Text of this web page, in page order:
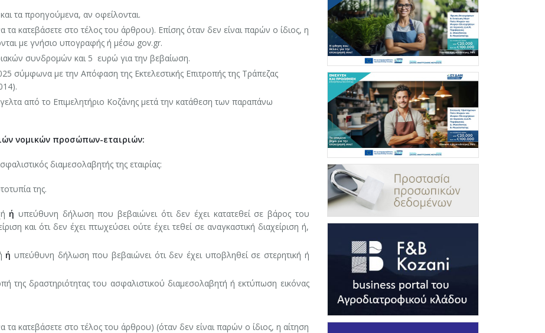
τα προηγούμενα, αν οφείλονται.
τα κατεβάσετε στο τέλος του άρθρου). Επίσης όταν δεν είναι παρών ο ίδιος, η
με γνήσιο υπογραφής ή μέσω gov.gr.
συνδρομών και 5 ευρώ για την βεβαίωση.
σύμφωνα με την Απόφαση της Εκτελεστικής Επιτροπής της Τράπεζας
από το Επιμελητήριο Κοζάνης μετά την κατάθεση των παραπάνω
νομικών προσώπων-εταιριών:
διαμεσολαβητής της εταιρίας:
της.
ή υπεύθυνη δήλωση που βεβαιώνει ότι δεν έχει κατατεθεί σε βάρος του
και ότι δεν έχει πτωχεύσει ούτε έχει τεθεί σε αναγκαστική διαχείριση ή,
ή υπεύθυνη δήλωση που βεβαιώνει ότι δεν έχει υποβληθεί σε στερητική ή
της δραστηριότητας του ασφαλιστικού διαμεσολαβητή ή εκτύπωση εικόνας
τα κατεβάσετε στο τέλος του άρθρου) (όταν δεν είναι παρών ο ίδιος, η αίτηση